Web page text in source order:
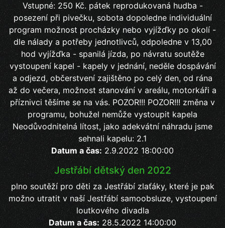
Vstupné: 250 Kč. pátek reprodukovaná hudba -
posezení při pivečku, sobota dopoledne individuální
program možnost procházky nebo vyjížďky po okolí -
dle nálady a potřeby jednotlivců, odpoledne v 13,00
hod vyjížďka - spanilá jízda, po návratu soutěže
vystoupení kapel - kapely v jednání, neděle dospávání
a odjezd, občerstvení zajištěno po celý den, od rána
až do večera, možnost stanování v areálu, motorkáři a
příznivci těšíme se na vás. POZOR!!! POZOR!!! změna v
programu, bohužel nemůže vystoupit kapela
Neodůvodnitelná lítost, jako adekvátní náhradu jsme
sehnali kapelu: 2.1
Datum a čas: 2.9.2022 18:00:00
Jestřábí dětský den 2022
plno soutěží pro děti za Jestřábí zlaťáky, které je pak
možno utratit v naší Jestřábí samoobsluze, vystoupení
loutkového divadla
Datum a čas: 28.5.2022 14:00:00